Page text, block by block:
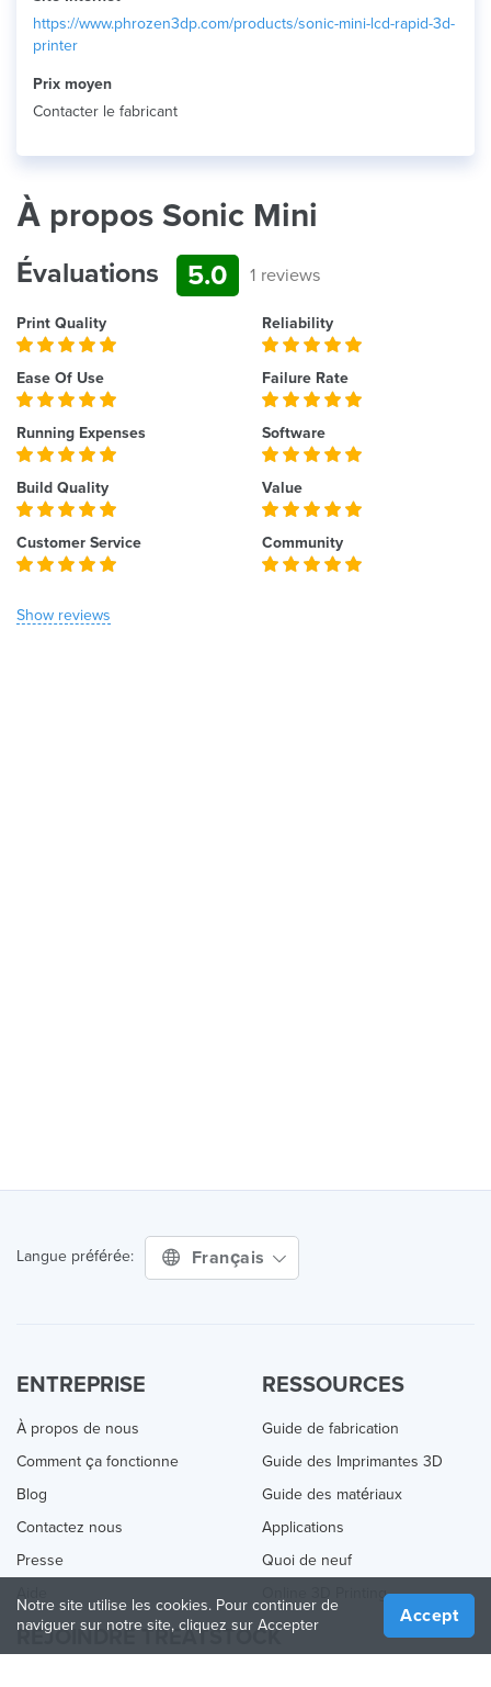
https://www.phrozen3dp.com/products/sonic-mini-lcd-rapid-3d-
printer
Prix ​​moyen
Contacter le fabricant
À propos Sonic Mini
Évaluations 5.0 1 reviews
Print Quality Reliability
Ease Of Use Failure Rate
Running Expenses Software
Build Quality Value
Customer Service Community
Show reviews
Langue préférée: Français
ENTREPRISE
À propos de nous
Comment ça fonctionne
Blog
Contactez nous
Presse
RESSOURCES
Guide de fabrication
Guide des Imprimantes 3D
Guide des matériaux
Applications
Quoi de neuf
Online 3D Printing
REJOINDRE TREATSTOCK
Notre site utilise les cookies. Pour continuer de
naviguer sur notre site, cliquez sur Accepter
Accept